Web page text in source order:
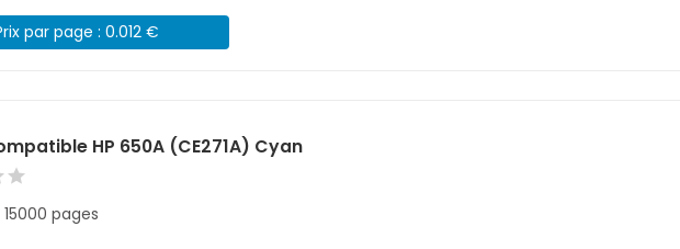
par page : 0.012 €
HP 650A (CE271A) Cyan
pages